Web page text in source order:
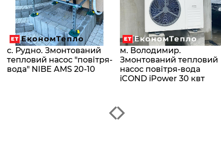
с. Рудно. Змонтований
тепловий насос "повітря-
вода" NIBE AMS 20-10
м. Володимир.
Змонтований тепловий
насос повітря-вода
iCOND iPower 30 квт